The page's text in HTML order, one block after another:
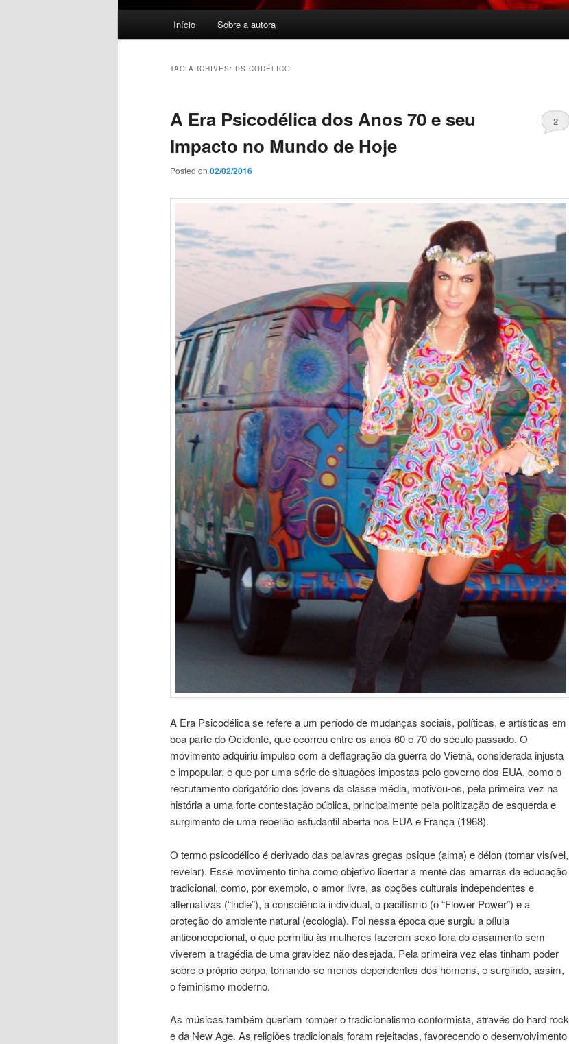
Skip to primary content
Skip to secondary content
Início Sobre a autora
TAG ARCHIVES: PSICODÉLICO
A Era Psicodélica dos Anos 70 e seu
Impacto no Mundo de Hoje
Posted on 02/02/2016
2
A Era Psicodélica se refere a um período de mudanças sociais, políticas, e artísticas em
boa parte do Ocidente, que ocorreu entre os anos 60 e 70 do século passado. O
movimento adquiriu impulso com a deflagração da guerra do Vietnã, considerada injusta
e impopular, e que por uma série de situações impostas pelo governo dos EUA, como o
recrutamento obrigatório dos jovens da classe média, motivou-os, pela primeira vez na
história a uma forte contestação pública, principalmente pela politização de esquerda e
surgimento de uma rebelião estudantil aberta nos EUA e França (1968).
O termo psicodélico é derivado das palavras gregas psique (alma) e délon (tornar visível,
revelar). Esse movimento tinha como objetivo libertar a mente das amarras da educação
tradicional, como, por exemplo, o amor livre, as opções culturais independentes e
alternativas (“indie”), a consciência individual, o pacifismo (o “Flower Power”) e a
proteção do ambiente natural (ecologia). Foi nessa época que surgiu a pílula
anticoncepcional, o que permitiu às mulheres fazerem sexo fora do casamento sem
viverem a tragédia de uma gravidez não desejada. Pela primeira vez elas tinham poder
sobre o próprio corpo, tornando-se menos dependentes dos homens, e surgindo, assim,
o feminismo moderno.
As músicas também queriam romper o tradicionalismo conformista, através do hard rock
e da New Age. As religiões tradicionais foram rejeitadas, favorecendo o desenvolvimento